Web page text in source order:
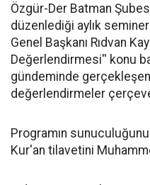
​Özgür-Der Batman
düzenlediği aylık
Genel Başkanı Rıdvan
Değerlendirmesi'' konu
gündeminde
değerlendirmeler
Programın
Kur'an tilavetini